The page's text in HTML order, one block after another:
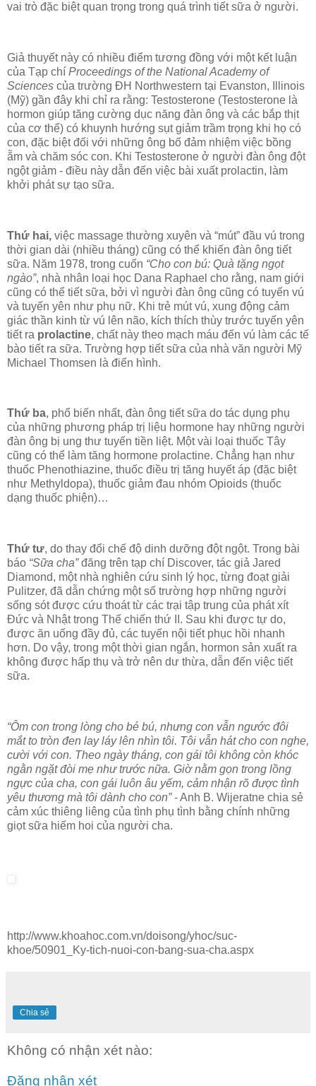
vai trò đặc biệt quan trọng trong quá trình tiết sữa ở người.
Giả thuyết này có nhiều điểm tương đồng với một kết luận
của Tạp chí Proceedings of the National Academy of
Sciences của trường ĐH Northwestern tại Evanston, Illinois
(Mỹ) gần đây khi chỉ ra rằng: Testosterone (Testosterone là
hormon giúp tăng cường dục năng đàn ông và các bắp thịt
của cơ thể) có khuynh hướng sụt giảm trầm trọng khi họ có
con, đặc biệt đối với những ông bố đảm nhiệm việc bồng
ẵm và chăm sóc con. Khi Testosterone ở người đàn ông đột
ngột giảm - điều này dẫn đến việc bài xuất prolactin, làm
khởi phát sự tạo sữa.
Thứ hai, việc massage thường xuyên và “mút” đầu vú trong
thời gian dài (nhiều tháng) cũng có thể khiến đàn ông tiết
sữa. Năm 1978, trong cuốn “Cho con bú: Quà tặng ngọt
ngào”, nhà nhân loại học Dana Raphael cho rằng, nam giới
cũng có thể tiết sữa, bởi vì người đàn ông cũng có tuyến vú
và tuyến yên như phụ nữ. Khi trẻ mút vú, xung động cảm
giác thần kinh từ vú lên não, kích thích thùy trước tuyến yên
tiết ra prolactine, chất này theo mạch máu đến vú làm các tế
bào tiết ra sữa. Trường hợp tiết sữa của nhà văn người Mỹ
Michael Thomsen là điển hình.
Thứ ba, phổ biến nhất, đàn ông tiết sữa do tác dụng phụ
của những phương pháp trị liệu hormone hay những người
đàn ông bị ung thư tuyến tiền liệt. Một vài loại thuốc Tây
cũng có thể làm tăng hormone prolactine. Chẳng hạn như
thuốc Phenothiazine, thuốc điều trị tăng huyết áp (đặc biệt
như Methyldopa), thuốc giảm đau nhóm Opioids (thuốc
dạng thuốc phiện)…
Thứ tư, do thay đổi chế độ dinh dưỡng đột ngột. Trong bài
báo “Sữa cha”đăng trên tạp chí Discover, tác giả Jared
Diamond, một nhà nghiên cứu sinh lý học, từng đoạt giải
Pulitzer, đã dẫn chứng một số trường hợp những người
sống sót được cứu thoát từ các trại tập trung của phát xít
Đức và Nhật trong Thế chiến thứ II. Sau khi được tự do,
được ăn uống đầy đủ, các tuyến nội tiết phục hồi nhanh
hơn. Do vậy, trong một thời gian ngắn, hormon sản xuất ra
không được hấp thụ và trở nên dư thừa, dẫn đến việc tiết
sữa.
“Ôm con trong lòng cho bé bú, nhưng con vẫn ngước đôi
mắt to tròn đen lay láy lên nhìn tôi. Tôi vẫn hát cho con nghe,
cười với con. Theo ngày tháng, con gái tôi không còn khóc
ngằn ngặt đòi mẹ như trước nữa. Giờ nằm gọn trong lồng
ngực của cha, con gái luôn âu yếm, cảm nhận rõ được tình
yêu thương mà tôi dành cho con”- Anh B. Wijeratne chia sẻ
cảm xúc thiêng liêng của tình phụ tình bằng chính những
giọt sữa hiếm hoi của người cha.
http://www.khoahoc.com.vn/doisong/yhoc/suc-
khoe/50901_Ky-tich-nuoi-con-bang-sua-cha.aspx
Chia sẻ
Không có nhận xét nào:
Đăng nhận xét